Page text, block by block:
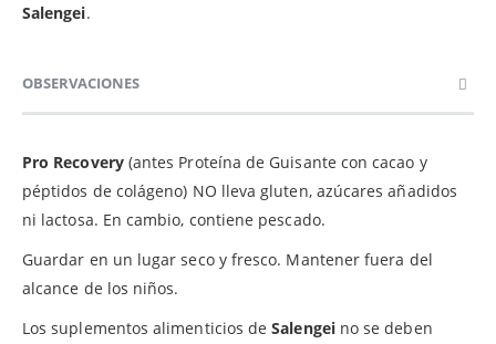
Salengei.
OBSERVACIONES
Pro Recovery (antes Proteína de Guisante con cacao y
péptidos de colágeno) NO lleva gluten, azúcares añadidos
ni lactosa. En cambio, contiene pescado.
Guardar en un lugar seco y fresco. Mantener fuera del
alcance de los niños.
Los suplementos alimenticios deSalengeino se deben